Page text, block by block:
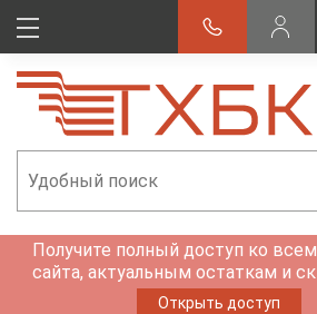
Получите полный доступ ко
сайта, актуальным остаткам и
Открыть доступ